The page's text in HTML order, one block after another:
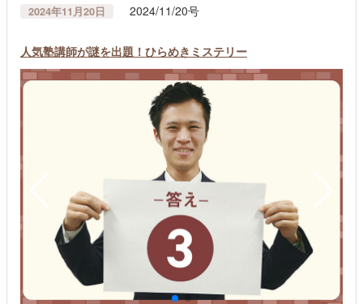
2024年11月20日 2024/11/20号
人気塾講師が謎を出題！ひらめきミステリー